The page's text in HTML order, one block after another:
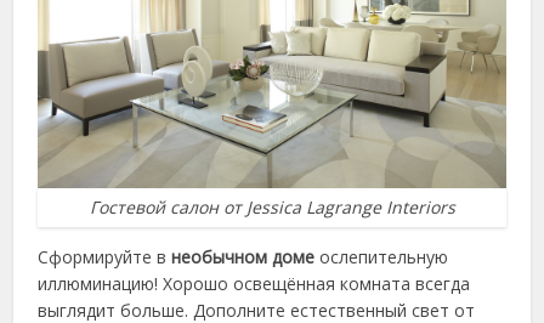
Гостевой салон от Jessica Lagrange Interiors
Сформируйте внеобычном доме ослепительную
иллюминацию! Хорошо освещённая комната всегда
выглядит больше. Дополните естественный свет от